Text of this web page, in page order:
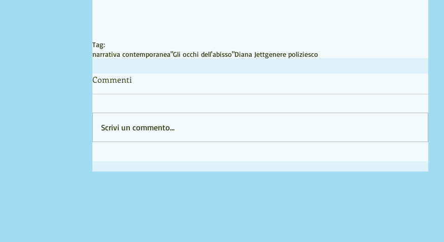
Tag:
narrativa contemporanea"Gli occhi dell'abisso"Diana Jettgenere poliziesco
Commenti
Scrivi un commento...